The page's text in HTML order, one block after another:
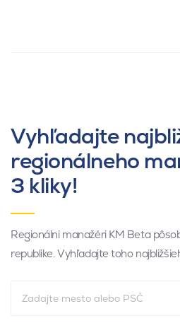
Vyhľadajte
regionálneho
3 kliky!
Regionálni manažéri KM Beta
republike. Vyhľadajte toho